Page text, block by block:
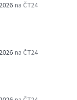
na ČT24
na ČT24